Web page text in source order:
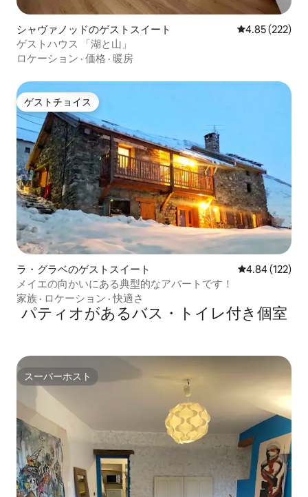
シャヴァノッドのゲストスイート レビュー222
4.85 (222)
ゲストハウス 「湖と山」
ロケーション · 価格 · 暖房
ゲストチョイス
ゲストチョイス
ラ・グラベのゲストスイート レビュー122
4.84 (122)
メイエの向かいにある典型的なアパートです！
家族 · ロケーション ·快適さ
パティオがあるバス・トイレ付き個室
スーパーホスト
スーパーホスト